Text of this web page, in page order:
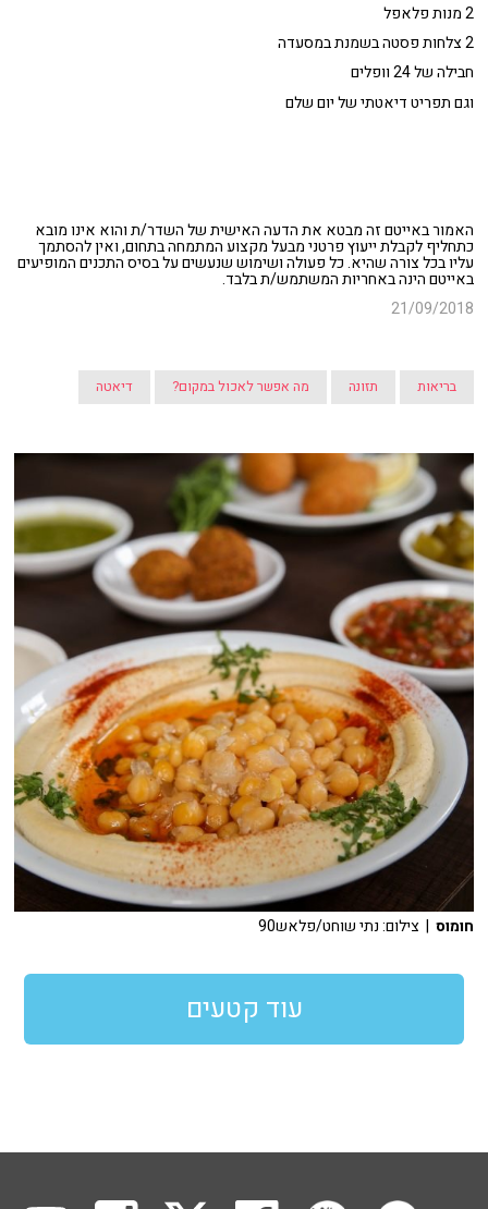
2 מנות פלאפל
2 צלחות פסטה בשמנת במסעדה
חבילה של 24 וופלים
וגם תפריט דיאטתי של יום שלם
האמור באייטם זה מבטא את הדעה האישית של השדר/ת והוא אינו מובא
כתחליף לקבלת ייעוץ פרטני מבעל מקצוע המתמחה בתחום, ואין להסתמך
עליו בכל צורה שהיא. כל פעולה ושימוש שנעשים על בסיס התכנים המופיעים
באייטם הינה באחריות המשתמש/ת בלבד.
21/09/2018
בריאות תזונה מה אפשר לאכול במקום? דיאטה
חומוס | צילום: נתי שוחט/פלאש90
עוד קטעים